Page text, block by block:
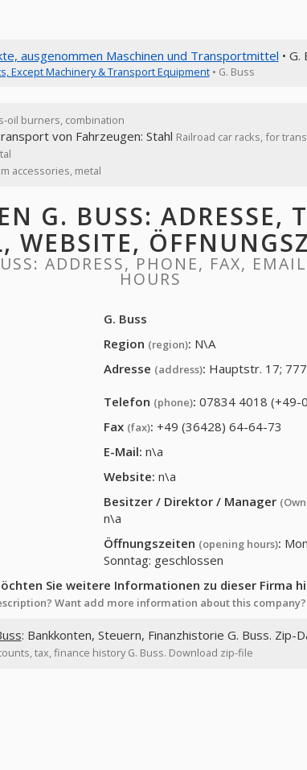
ausgenommen Maschinen und Transportmittel • G.
Except Machinery & Transport Equipment• G. Buss
oil burners, combination
von Fahrzeugen: Stahl Railroad car racks, for
accessories, metal
G. BUSS: ADRESSE,
WEBSITE,
ADDRESS, PHONE, FAX,
HOURS
G. Buss
Region (region): N\A
Adresse (address): Hauptstr. 17;
Telefon (phone): 07834 4018 (+49-
Fax (fax): +49 (36428) 64-64-73
E-Mail: n\a
Website: n\a
Besitzer / Direktor / Manager
n\a
Öffnungszeiten (opening hours):
Sonntag: geschlossen
Sie weitere Informationen zu dieser Firma
Want add more information about this
: Bankkonten, Steuern, Finanzhistorie G. Buss. Zip-
tax, finance history G. Buss. Download zip-file